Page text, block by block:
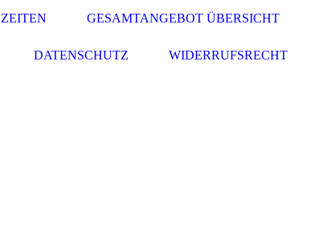
GESAMTANGEBOT ÜBERSICHT
DATENSCHUTZ WIDERRUFSRECHT